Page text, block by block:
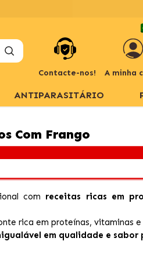
Contacte-nos! A minha
ANTIPARASITÁRIO
Com Frango
com receitas ricas em
rica em proteínas, vitaminas e
em qualidade e sabor